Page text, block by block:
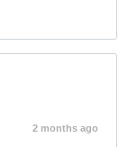
2 months ago